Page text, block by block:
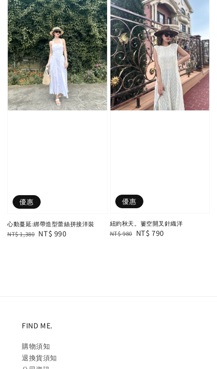
優惠
心動蔓延:綁帶造型蕾絲拼接洋裝
Regular
NT$ 1,380 Sale
NT$ 990
優惠
紐約秋天。簍空開叉針織洋
Regular
NT$ 980 Sale
NT$ 790
FIND ME.
購物須知
退換貨須知